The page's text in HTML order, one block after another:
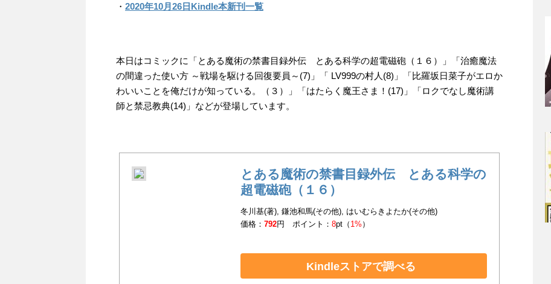
・ 2020年10月26日Kindle本新刊一覧
本日はコミックに「とある魔術の禁書目録外伝 とある科学の超電磁砲（１６）」「治癒魔法
の間違った使い方 ～戦場を駆ける回復要員～(7)」「 LV999の村人(8)」「比羅坂日菜子がエロか
わいいことを俺だけが知っている。（３）」「はたらく魔王さま！(17)」「ロクでなし魔術講
師と禁忌教典(14)」などが登場しています。
とある魔術の禁書目録外伝 とある科学の
超電磁砲（１６）
冬川基(著), 鎌池和馬(その他), はいむらきよたか(その他)
価格：792円 ポイント：8pt（ 1% ）
Kindleストアで調べる